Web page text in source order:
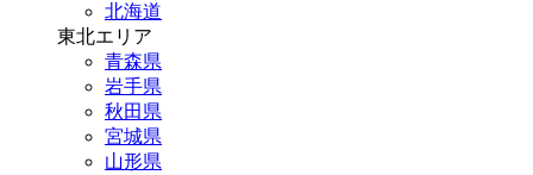
北海道
東北エリア
青森県
岩手県
秋田県
宮城県
山形県